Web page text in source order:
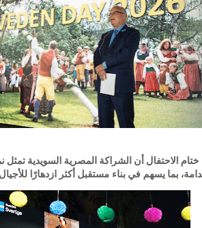
الاحتفال أن الشراكة المصرية السويدية تمثل
بما يسهم في بناء مستقبل أكثر ازدهارًا